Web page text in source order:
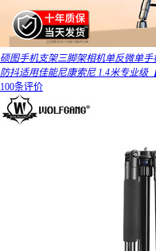
硕图手机支架三脚架相机单反微单
防抖适用佳能尼康索尼 1.4米专业级
100条评价